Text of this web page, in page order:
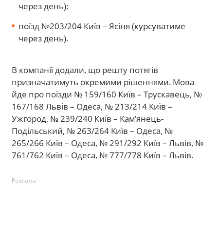
через день);
поїзд №203/204 Київ – Ясіня (курсуватиме
через день).
В компанії додали, що решту потягів
призначатимуть окремими рішеннями. Мова
йде про поїзди № 159/160 Київ – Трускавець, №
167/168 Львів – Одеса, № 213/214 Київ –
Ужгород, № 239/240 Київ – Кам’янець-
Подільський, № 263/264 Київ – Одеса, №
265/266 Київ – Одеса, № 291/292 Київ – Львів, №
761/762 Київ – Одеса, № 777/778 Київ – Львів.
Реклама